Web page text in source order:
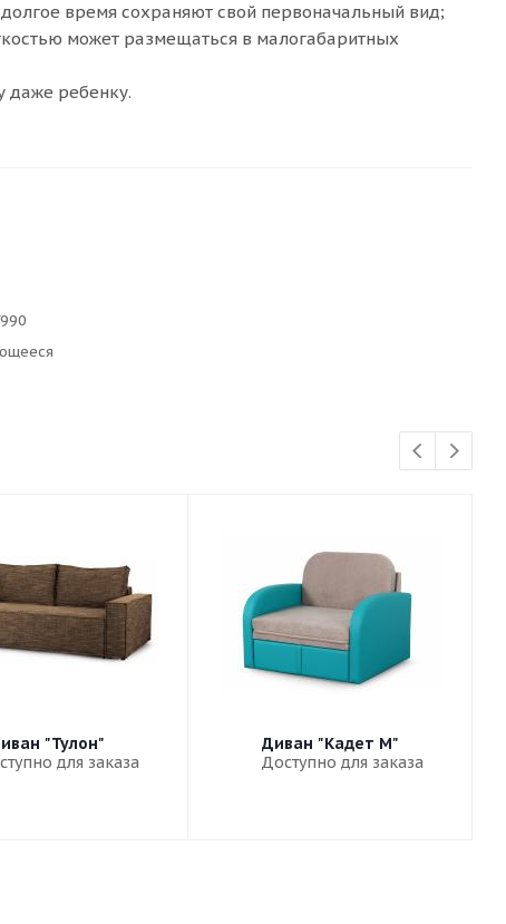
время сохраняют свой первоначальный вид;
может размещаться в малогабаритных
даже ребенку.
"Тулон"
для заказа
Диван "Кадет М"
Доступно для заказа